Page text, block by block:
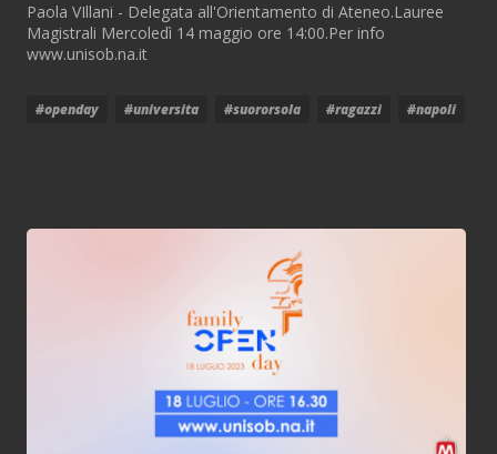
Paola VIllani - Delegata all'Orientamento di Ateneo.Lauree
Magistrali Mercoledì 14 maggio ore 14:00.Per info
www.unisob.na.it
#openday #universita #suororsola #ragazzi #napoli